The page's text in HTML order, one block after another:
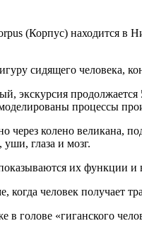
(Корпус) находится в
сидящего человека,
экскурсия
процессы
через колено
глаза и мозг.
их функции и
когда человек получает
в голове «гиганского